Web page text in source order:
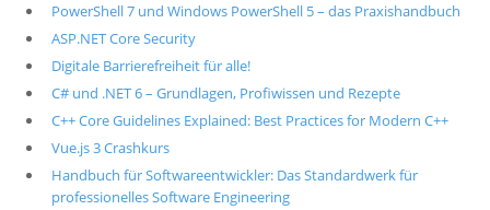
PowerShell 7 und Windows PowerShell 5 – das Praxishandbuch
ASP.NET Core Security
Digitale Barrierefreiheit für alle!
C# und .NET 6 – Grundlagen, Profiwissen und Rezepte
C++ Core Guidelines Explained: Best Practices for Modern C++
Vue.js 3 Crashkurs
Handbuch für Softwareentwickler: Das Standardwerk für
professionelles Software Engineering